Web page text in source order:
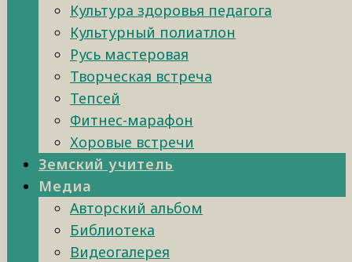
Культура здоровья педагога
Культурный полиатлон
Русь мастеровая
Творческая встреча
Тепсей
Фитнес-марафон
Хоровые встречи
Земский учитель
Медиа
Авторский альбом
Библиотека
Видеогалерея